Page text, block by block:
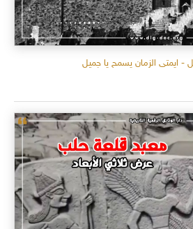
ايمتى الزمان يسمح يا جميل